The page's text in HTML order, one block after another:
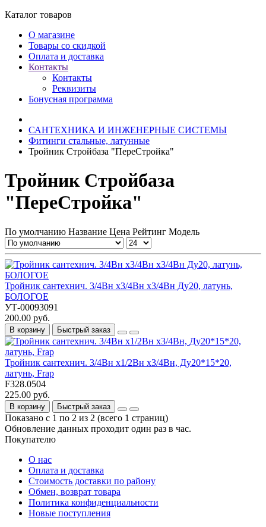
Каталог товаров
О магазине
Товары со скидкой
Оплата и доставка
Контакты
Контакты
Реквизиты
Бонусная программа
САНТЕХНИКА И ИНЖЕНЕРНЫЕ СИСТЕМЫ
Фитинги стальные, латунные
Тройник Стройбаза "ПереСтройка"
Тройник Стройбаза
"ПереСтройка"
По умолчанию Название Цена Рейтинг Модель
Тройник сантехнич. 3/4Вн x3/4Вн x3/4Вн Ду20, латунь,
БОЛОГОЕ
УТ-00093091
200.00 руб.
В корзину Быстрый заказ
Тройник сантехнич. 3/4Вн х1/2Вн х3/4Вн, Ду20*15*20,
латунь, Frap
F328.0504
225.00 руб.
В корзину Быстрый заказ
Показано с 1 по 2 из 2 (всего 1 страниц)
Обновление данных проходит один раз в час.
Покупателю
О нас
Оплата и доставка
Стоимость доставки по району
Обмен, возврат товара
Политика конфиденциальности
Новые поступления